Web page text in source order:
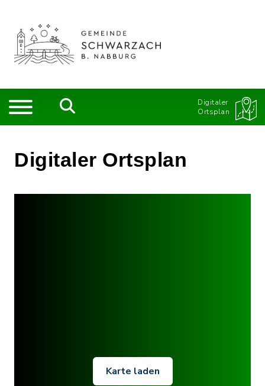
Digitaler
Ortsplan
Digitaler Ortsplan
Karte laden